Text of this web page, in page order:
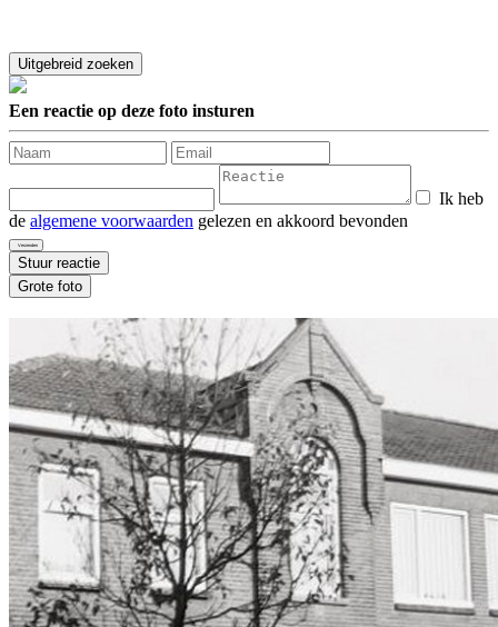
Een reactie op deze foto insturen
Ik heb
de algemene voorwaarden gelezen en akkoord bevonden